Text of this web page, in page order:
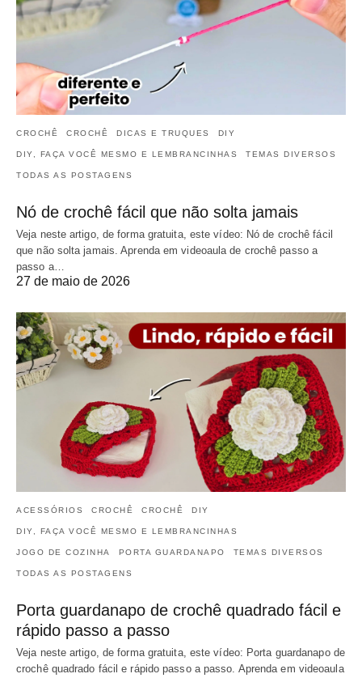
CROCHÊ CROCHÊ DICAS E TRUQUES DIY
DIY, FAÇA VOCÊ MESMO E LEMBRANCINHAS TEMAS DIVERSOS
TODAS AS POSTAGENS
Nó de crochê fácil que não solta jamais
Veja neste artigo, de forma gratuita, este vídeo: Nó de crochê fácil
que não solta jamais. Aprenda em videoaula de crochê passo a
passo a…
27 de maio de 2026
ACESSÓRIOS CROCHÊ CROCHÊ DIY
DIY, FAÇA VOCÊ MESMO E LEMBRANCINHAS
JOGO DE COZINHA PORTA GUARDANAPO TEMAS DIVERSOS
TODAS AS POSTAGENS
Porta guardanapo de crochê quadrado fácil e
rápido passo a passo
Veja neste artigo, de forma gratuita, este vídeo: Porta guardanapo de
crochê quadrado fácil e rápido passo a passo. Aprenda em videoaula